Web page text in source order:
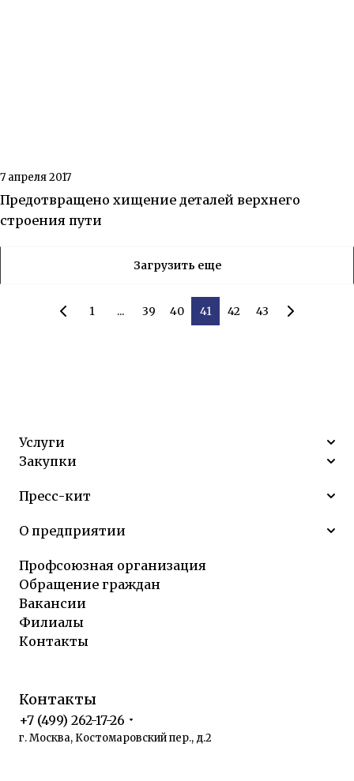
7 апреля 2017
Предотвращено хищение деталей верхнего
строения пути
Загрузить еще
1 ... 39 40 41 42 43
Услуги
Закупки
Пресс-кит
О предприятии
Профсоюзная организация
Обращение граждан
Вакансии
Филиалы
Контакты
Контакты
+7 (499) 262-17-26
г. Москва, Костомаровский пер., д.2